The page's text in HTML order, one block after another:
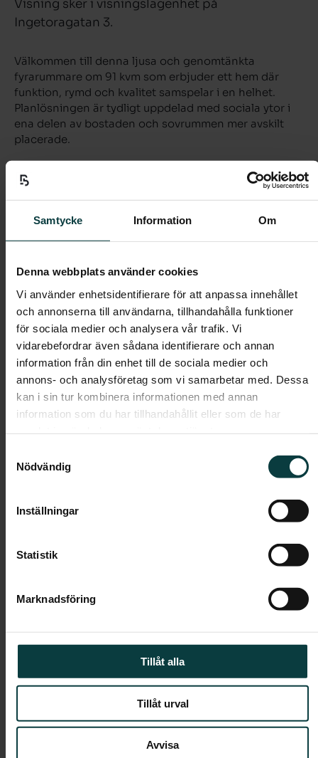
Samtycke Information Om
Denna webbplats använder cookies
Vi använder enhetsidentifierare för att anpassa innehållet
och annonserna till användarna, tillhandahålla funktioner
för sociala medier och analysera vår trafik. Vi
vidarebefordrar även sådana identifierare och annan
information från din enhet till de sociala medier och
annons- och analysföretag som vi samarbetar med. Dessa
kan i sin tur kombinera informationen med annan
information som du har tillhandahållit eller som de har
Nödvändig
Inställningar
Statistik
Marknadsföring
Tillåt alla
Tillåt urval
Avvisa
Visning sker i visningslägenhet på
Ingetoragatan 3.
Välkommen till denna ljusa och genomtänkta
fyrarummare om 91 kvm som erbjuder ett hem där
funktion, rymd och kvalitet samspelar i en helhet.
Planlösningen är tydligt uppdelad med sociala ytor i
ena delen av bostaden och sovrummen mer avskilt
placerade.
Boendeform:
Rum: 4
Boarea: 91 kvm
Våning: 3
Avgift: 6 381 kr/mån
Pris: 6 695 000 kr
Dokument
Planlösning
andreas.szalkowski­@nytthem.se